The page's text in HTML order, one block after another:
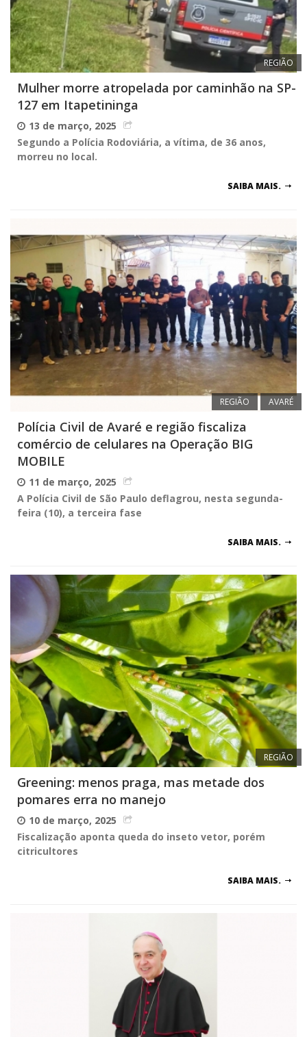
REGIÃO
Mulher morre atropelada por caminhão na SP-
127 em Itapetininga
13 de março, 2025
Segundo a Polícia Rodoviária, a vítima, de 36 anos,
morreu no local.
SAIBA MAIS.
REGIÃO AVARÉ
Polícia Civil de Avaré e região fiscaliza
comércio de celulares na Operação BIG
MOBILE
11 de março, 2025
A Polícia Civil de São Paulo deflagrou, nesta segunda-
feira (10), a terceira fase
SAIBA MAIS.
REGIÃO
Greening: menos praga, mas metade dos
pomares erra no manejo
10 de março, 2025
Fiscalização aponta queda do inseto vetor, porém
citricultores
SAIBA MAIS.